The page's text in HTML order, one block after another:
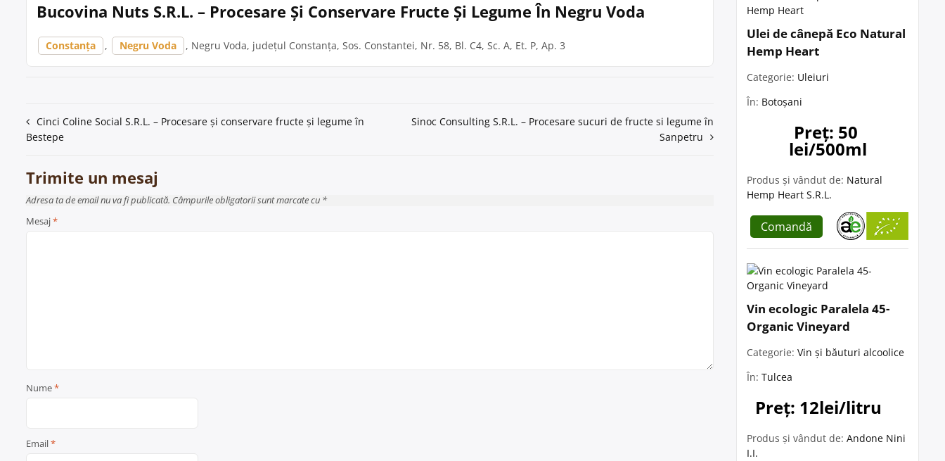
Bucovina Nuts S.R.L. – Procesare Și Conservare Fructe Și Legume În Negru Voda
Constanța , Negru Voda , Negru Voda, județul Constanța, Sos. Constantei, Nr. 58, Bl. C4, Sc. A, Et. P, Ap. 3
Navigare
în
articole
Cinci Coline Social S.R.L. – Procesare și conservare fructe și legume în
Bestepe
Sinoc Consulting S.R.L. – Procesare sucuri de fructe si legume în
Sanpetru
Trimite un mesaj
Adresa ta de email nu va fi publicată. Câmpurile obligatorii sunt marcate cu *
Mesaj*
Nume*
Email*
Ulei de cânepă Eco Natural
Hemp Heart
Categorie: Uleiuri
În: Botoșani
Preț: 50
lei/500ml
Produs și vândut de: Natural
Hemp Heart S.R.L.
Comandă
Vin ecologic Paralela 45-
Organic Vineyard
Categorie: Vin și băuturi alcoolice
În: Tulcea
Preț: 12lei/litru
Produs și vândut de: Andone Nini
I.I.